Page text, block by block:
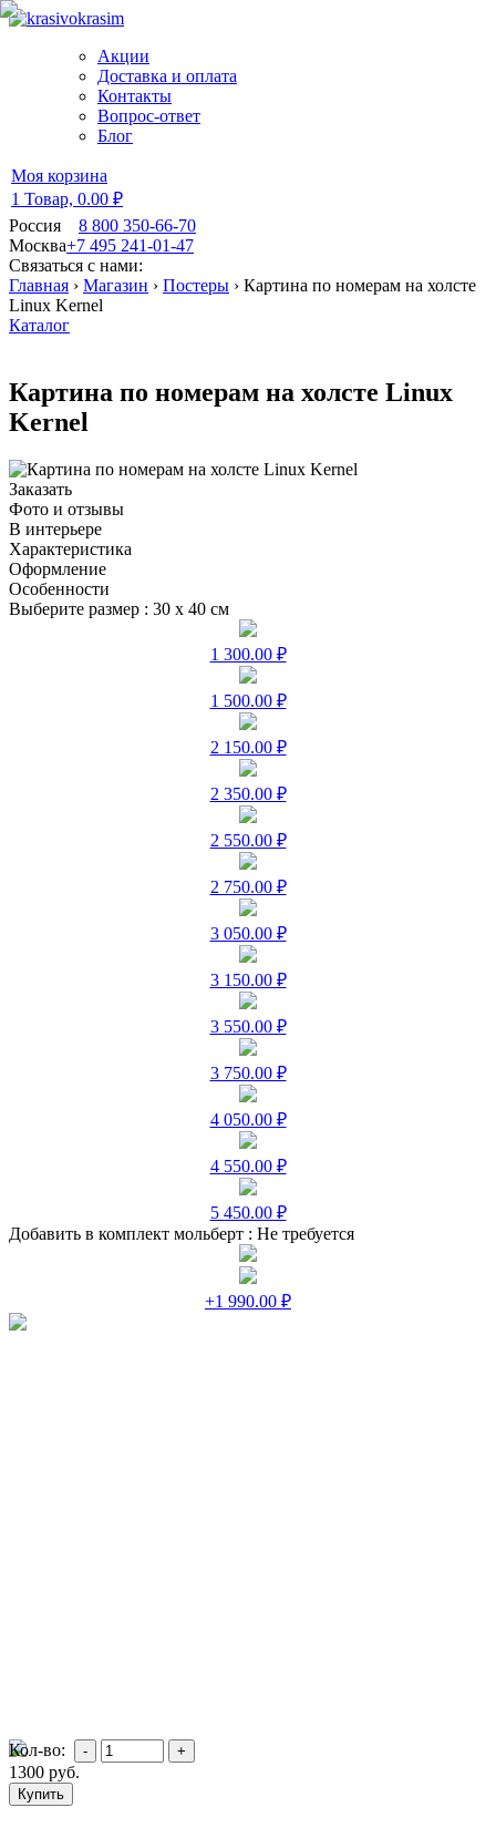
Акции
Доставка и оплата
Контакты
Вопрос-ответ
Блог
Моя корзина
1 Товар, 0.00 ₽
Россия
8 800 350-66-70
Москва+7 495 241-01-47
Связаться с нами:
Главная › Магазин › Постеры › Картина по номерам на холсте
Linux Kernel
Каталог
Картина по номерам на холсте Linux
Kernel
Заказать
Фото и отзывы
В интерьере
Характеристика
Оформление
Особенности
Выберите размер : 30 х 40 см
1 300.00 ₽
1 500.00 ₽
2 150.00 ₽
2 350.00 ₽
2 550.00 ₽
2 750.00 ₽
3 050.00 ₽
3 150.00 ₽
3 550.00 ₽
3 750.00 ₽
4 050.00 ₽
4 550.00 ₽
5 450.00 ₽
Добавить в комплект мольберт : Не требуется
+1 990.00 ₽
Кол-во:
1300 руб.